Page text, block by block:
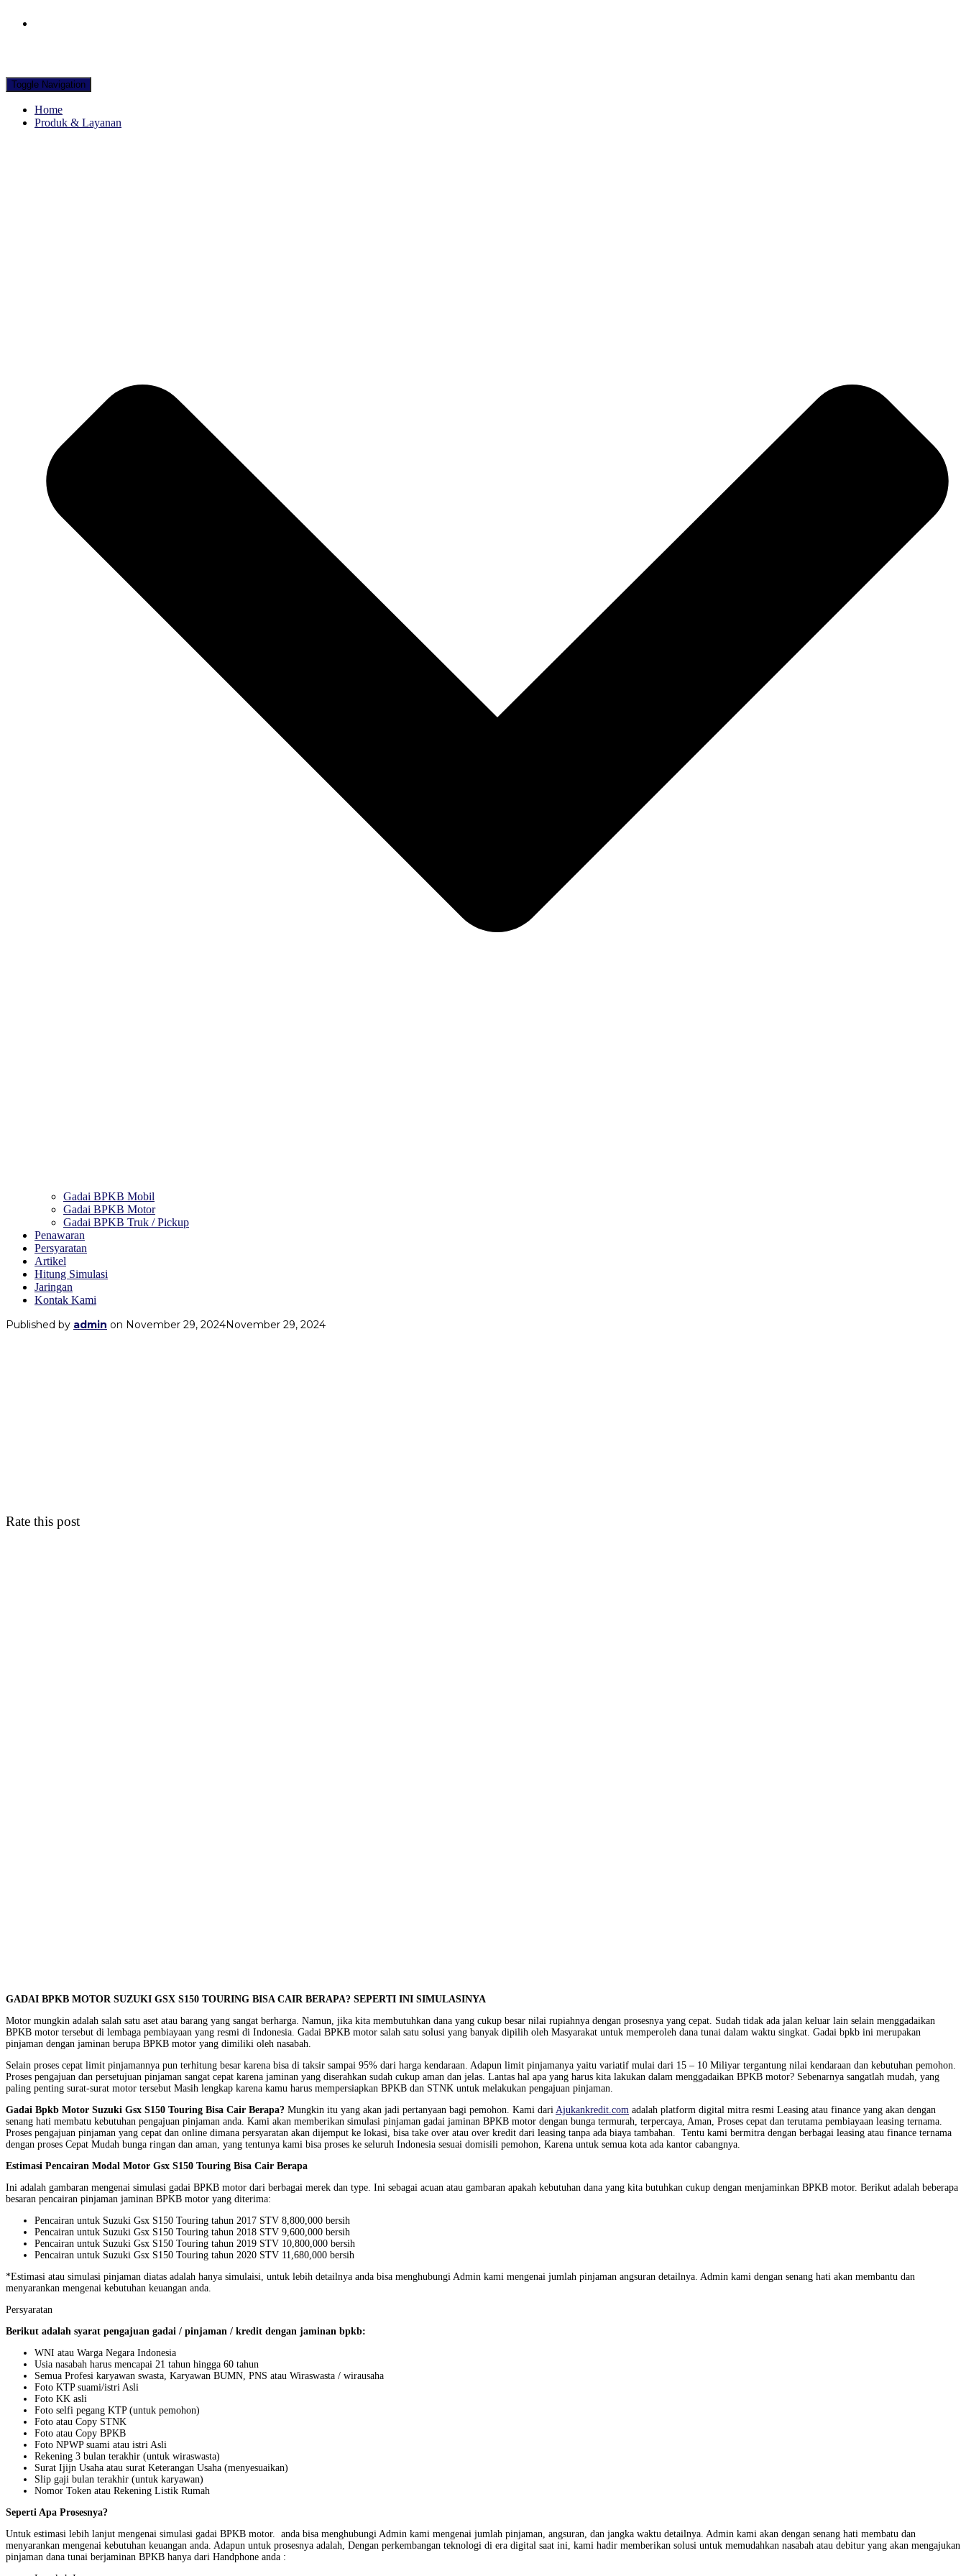
Toggle Navigation
Home
Produk & Layanan
Gadai BPKB Mobil
Gadai BPKB Motor
Gadai BPKB Truk / Pickup
Penawaran
Persyaratan
Artikel
Hitung Simulasi
Jaringan
Kontak Kami
Published by admin on November 29, 2024November 29, 2024
Rate this post
GADAI BPKB MOTOR SUZUKI GSX S150 TOURING BISA CAIR BERAPA? SEPERTI INI SIMULASINYA
Motor mungkin adalah salah satu aset atau barang yang sangat berharga. Namun, jika kita membutuhkan dana yang cukup besar nilai rupiahnya dengan prosesnya yang cepat. Sudah tidak ada jalan keluar lain selain menggadaikan
BPKB motor tersebut di lembaga pembiayaan yang resmi di Indonesia. Gadai BPKB motor salah satu solusi yang banyak dipilih oleh Masyarakat untuk memperoleh dana tunai dalam waktu singkat. Gadai bpkb ini merupakan
pinjaman dengan jaminan berupa BPKB motor yang dimiliki oleh nasabah.
Selain proses cepat limit pinjamannya pun terhitung besar karena bisa di taksir sampai 95% dari harga kendaraan. Adapun limit pinjamanya yaitu variatif mulai dari 15 – 10 Miliyar tergantung nilai kendaraan dan kebutuhan pemohon.
Proses pengajuan dan persetujuan pinjaman sangat cepat karena jaminan yang diserahkan sudah cukup aman dan jelas. Lantas hal apa yang harus kita lakukan dalam menggadaikan BPKB motor? Sebenarnya sangatlah mudah, yang
paling penting surat-surat motor tersebut Masih lengkap karena kamu harus mempersiapkan BPKB dan STNK untuk melakukan pengajuan pinjaman.
Gadai Bpkb Motor Suzuki Gsx S150 Touring Bisa Cair Berapa? Mungkin itu yang akan jadi pertanyaan bagi pemohon. Kami dari Ajukankredit.com adalah platform digital mitra resmi Leasing atau finance yang akan dengan
senang hati membatu kebutuhan pengajuan pinjaman anda. Kami akan memberikan simulasi pinjaman gadai jaminan BPKB motor dengan bunga termurah, terpercaya, Aman, Proses cepat dan terutama pembiayaan leasing ternama.
Proses pengajuan pinjaman yang cepat dan online dimana persyaratan akan dijemput ke lokasi, bisa take over atau over kredit dari leasing tanpa ada biaya tambahan. Tentu kami bermitra dengan berbagai leasing atau finance ternama
dengan proses Cepat Mudah bunga ringan dan aman, yang tentunya kami bisa proses ke seluruh Indonesia sesuai domisili pemohon, Karena untuk semua kota ada kantor cabangnya.
Estimasi Pencairan Modal Motor Gsx S150 Touring Bisa Cair Berapa
Ini adalah gambaran mengenai simulasi gadai BPKB motor dari berbagai merek dan type. Ini sebagai acuan atau gambaran apakah kebutuhan dana yang kita butuhkan cukup dengan menjaminkan BPKB motor. Berikut adalah beberapa
besaran pencairan pinjaman jaminan BPKB motor yang diterima:
Pencairan untuk Suzuki Gsx S150 Touring tahun 2017 STV 8,800,000 bersih
Pencairan untuk Suzuki Gsx S150 Touring tahun 2018 STV 9,600,000 bersih
Pencairan untuk Suzuki Gsx S150 Touring tahun 2019 STV 10,800,000 bersih
Pencairan untuk Suzuki Gsx S150 Touring tahun 2020 STV 11,680,000 bersih
*Estimasi atau simulasi pinjaman diatas adalah hanya simulaisi, untuk lebih detailnya anda bisa menghubungi Admin kami mengenai jumlah pinjaman angsuran detailnya. Admin kami dengan senang hati akan membantu dan
menyarankan mengenai kebutuhan keuangan anda.
Persyaratan
Berikut adalah syarat pengajuan gadai / pinjaman / kredit dengan jaminan bpkb:
WNI atau Warga Negara Indonesia
Usia nasabah harus mencapai 21 tahun hingga 60 tahun
Semua Profesi karyawan swasta, Karyawan BUMN, PNS atau Wiraswasta / wirausaha
Foto KTP suami/istri Asli
Foto KK asli
Foto selfi pegang KTP (untuk pemohon)
Foto atau Copy STNK
Foto atau Copy BPKB
Foto NPWP suami atau istri Asli
Rekening 3 bulan terakhir (untuk wiraswasta)
Surat Ijijn Usaha atau surat Keterangan Usaha (menyesuaikan)
Slip gaji bulan terakhir (untuk karyawan)
Nomor Token atau Rekening Listik Rumah
Seperti Apa Prosesnya?
Untuk estimasi lebih lanjut mengenai simulasi gadai BPKB motor. anda bisa menghubungi Admin kami mengenai jumlah pinjaman, angsuran, dan jangka waktu detailnya. Admin kami akan dengan senang hati membatu dan
menyarankan mengenai kebutuhan keuangan anda. Adapun untuk prosesnya adalah, Dengan perkembangan teknologi di era digital saat ini, kami hadir memberikan solusi untuk memudahkan nasabah atau debitur yang akan mengajukan
pinjaman dana tunai berjaminan BPKB hanya dari Handphone anda :